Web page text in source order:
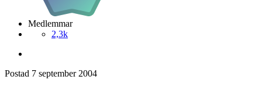
Medlemmar
2,3k
Postad 7 september 2004